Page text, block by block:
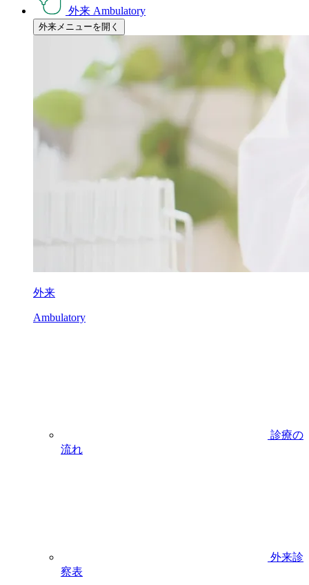
外来 Ambulatory
外来メニューを開く
外来
Ambulatory
診療の
流れ
外来診
察表